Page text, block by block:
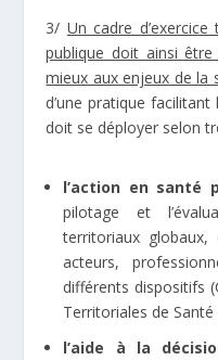
3/ Un cadre
publique doit ainsi
mieux aux enjeux de la
d’une pratique
doit se déployer selon
l’action en santé
pilotage et
territoriaux
acteurs,
différents dispositifs
Territoriales de Santé
l’aide à la